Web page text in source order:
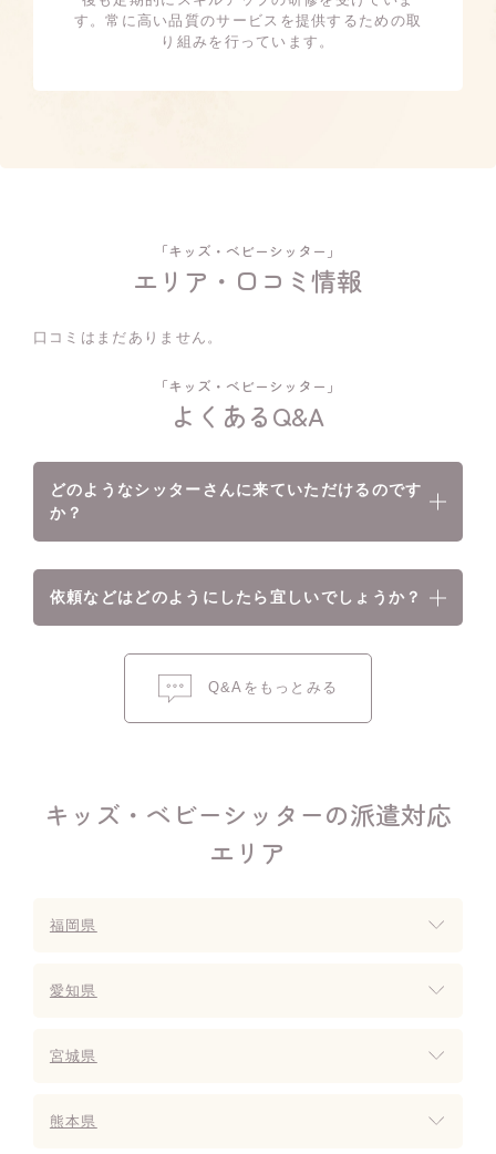
す。常に高い品質のサービスを提供するための取
り組みを行っています。
「キッズ・ベビーシッター」
エリア・口コミ情報
口コミはまだありません。
「キッズ・ベビーシッター」
よくあるQ&A
どのようなシッターさんに来ていただけるのです
か？
依頼などはどのようにしたら宜しいでしょうか？
Q&Aをもっとみる
キッズ・ベビーシッターの派遣対応
エリア
福岡県
愛知県
宮城県
熊本県